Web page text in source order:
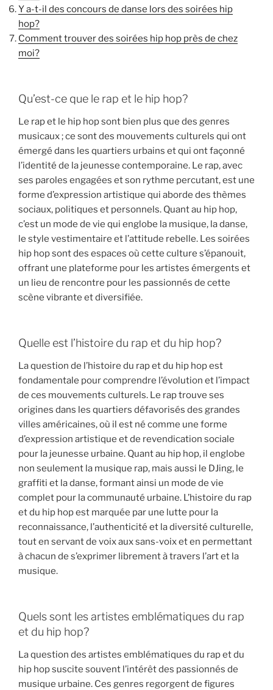
Y a-t-il des concours de danse lors des soirées hip
hop?
Comment trouver des soirées hip hop près de chez
moi?
Qu’est-ce que le rap et le hip hop?
Le rap et le hip hop sont bien plus que des genres
musicaux ; ce sont des mouvements culturels qui ont
émergé dans les quartiers urbains et qui ont façonné
l’identité de la jeunesse contemporaine. Le rap, avec
ses paroles engagées et son rythme percutant, est une
forme d’expression artistique qui aborde des thèmes
sociaux, politiques et personnels. Quant au hip hop,
c’est un mode de vie qui englobe la musique, la danse,
le style vestimentaire et l’attitude rebelle. Les soirées
hip hop sont des espaces où cette culture s’épanouit,
offrant une plateforme pour les artistes émergents et
un lieu de rencontre pour les passionnés de cette
scène vibrante et diversifiée.
Quelle est l’histoire du rap et du hip hop?
La question de l’histoire du rap et du hip hop est
fondamentale pour comprendre l’évolution et l’impact
de ces mouvements culturels. Le rap trouve ses
origines dans les quartiers défavorisés des grandes
villes américaines, où il est né comme une forme
d’expression artistique et de revendication sociale
pour la jeunesse urbaine. Quant au hip hop, il englobe
non seulement la musique rap, mais aussi le DJing, le
graffiti et la danse, formant ainsi un mode de vie
complet pour la communauté urbaine. L’histoire du rap
et du hip hop est marquée par une lutte pour la
reconnaissance, l’authenticité et la diversité culturelle,
tout en servant de voix aux sans-voix et en permettant
à chacun de s’exprimer librement à travers l’art et la
musique.
Quels sont les artistes emblématiques du rap
et du hip hop?
La question des artistes emblématiques du rap et du
hip hop suscite souvent l’intérêt des passionnés de
musique urbaine. Ces genres regorgent de figures